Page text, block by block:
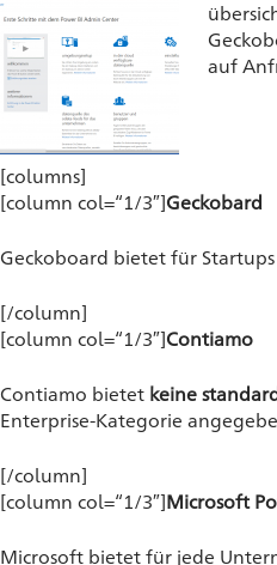
auf
[columns]
[column col=“1/3″]Geckobard
Geckoboard bietet für
[/column]
[column col=“1/3″]Contiamo
Contiamo bietet keine
Enterprise-Kategorie
[/column]
[column col=“1/3″]Microsoft
Microsoft bietet für jede